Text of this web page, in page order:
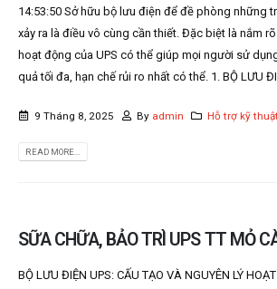
14:53:50 Sở hữu bộ lưu điện để đề phòng những
xảy ra là điều vô cùng cần thiết. Đặc biệt là nắm
hoạt động của UPS có thể giúp mọi người sử
quả tối đa, hạn chế rủi ro nhất có thể. 1. BỘ LƯU
9 Tháng 8, 2025 By admin Hỗ trợ kỹ thuật
READ MORE...
SỮA CHỮA, BẢO TRÌ UPS TT MỎ
BỘ LƯU ĐIỆN UPS: CẤU TẠO VÀ NGUYÊN LÝ